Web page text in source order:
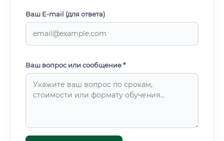
Ваш E-mail (для ответа)
Ваш вопрос или сообщение *